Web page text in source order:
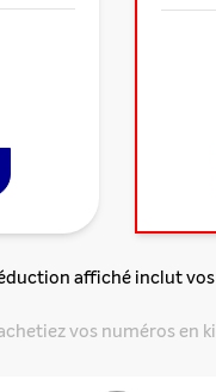
affiché inclut
vos numéros en